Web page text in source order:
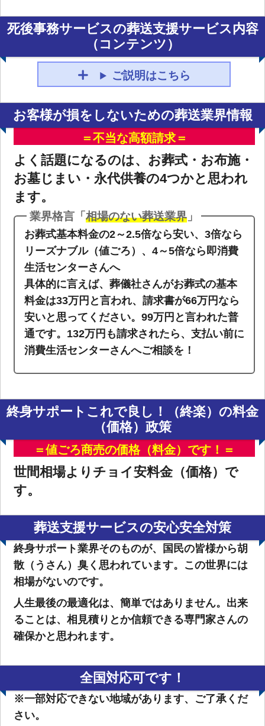
死後事務サービスの葬送支援サービス内容
（コンテンツ）
ご説明はこちら
お客様が損をしないための葬送業界情報
＝不当な高額請求＝
よく話題になるのは、お葬式・お布施・
お墓じまい・永代供養の4つかと思われ
ます。
業界格言「相場のない葬送業界」
お葬式基本料金の2～2.5倍なら安い、3倍なら
リーズナブル（値ごろ）、4～5倍なら即消費
生活センターさんへ
具体的に言えば、葬儀社さんがお葬式の基本
料金は33万円と言われ、請求書が66万円なら
安いと思ってください。99万円と言われた普
通です。132万円も請求されたら、支払い前に
消費生活センターさんへご相談を！
終身サポートこれで良し！（終楽）の料金
（価格）政策
＝値ごろ商売の価格（料金）です！＝
世間相場よりチョイ安料金（価格）で
す。
葬送支援サービスの安心安全対策
終身サポート業界そのものが、国民の皆様から胡
散（うさん）臭く思われています。この世界には
相場がないのです。
人生最後の最適化は、簡単ではありません。出来
ることは、相見積りとか信頼できる専門家さんの
確保かと思われます。
全国対応可です！
※一部対応できない地域があります、ご了承くだ
さい。